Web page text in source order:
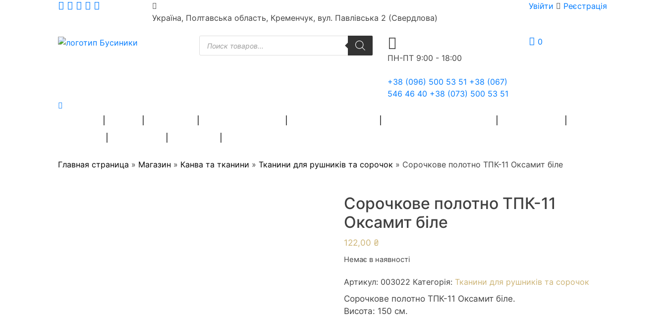
Україна, Полтавська область, Кременчук, вул. Павлівська 2 (Свердлова)
Увійти Реєстрація
Пошук
товарів
ПН-ПТ 9:00 - 18:00
+38 (096) 500 53 51 +38 (067)
546 46 40 +38 (073) 500 53 51
0
Главная страница » Магазин » Канва та тканини » Тканини для рушників та сорочок » Сорочкове полотно ТПК-11 Оксамит біле
Сорочкове полотно ТПК-11
Оксамит біле
122,00 ₴
Немає в наявності
Артикул: 003022 Категорія: Тканини для рушників та сорочок
Сорочкове полотно ТПК-11 Оксамит біле.
Висота: 150 см.